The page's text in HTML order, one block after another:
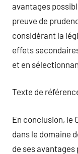
avantages
preuve de
considérant la
effets
et en
Texte de
En conclusion, le
dans le domaine
de ses